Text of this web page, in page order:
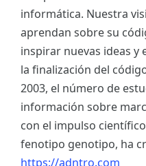
informática. Nuestra
aprendan sobre su
inspirar nuevas ideas y
la finalización del
2003, el número de
información sobre
con el impulso
fenotipo genotipo, ha
https://adntro.com